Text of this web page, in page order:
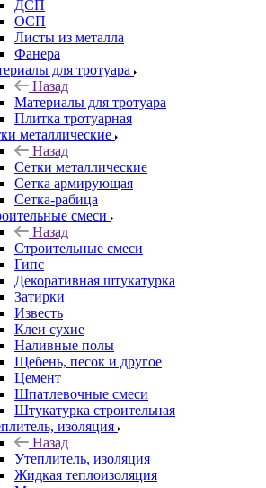
ДСП
ОСП
Листы из металла
Фанера
для тротуара
Назад
Материалы для тротуара
Плитка тротуарная
металлические
Назад
Сетки металлические
Сетка армирующая
Сетка-рабица
смеси
Назад
Строительные смеси
Гипс
Декоративная штукатурка
Затирки
Известь
Клеи сухие
Наливные полы
Щебень, песок и другое
Цемент
Шпатлевочные смеси
Штукатурка строительная
изоляция
Назад
Утеплитель, изоляция
Жидкая теплоизоляция